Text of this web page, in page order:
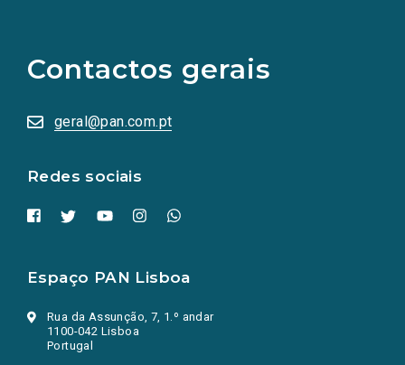
Contactos gerais
geral@pan.com.pt
Redes sociais
redes
sociais
numa
nova
Espaço PAN Lisboa
Rua da Assunção, 7, 1.º andar
1100-042 Lisboa
Portugal